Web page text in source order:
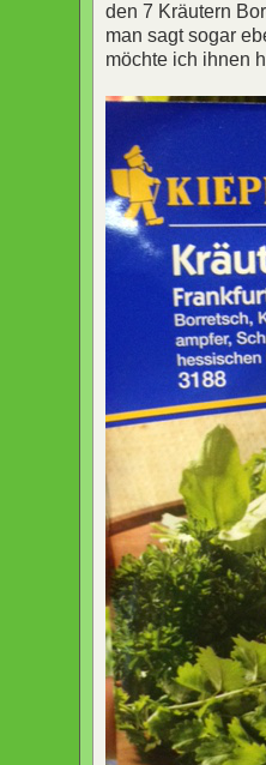
den 7 Kräutern
man sagt sogar
möchte ich ihnen